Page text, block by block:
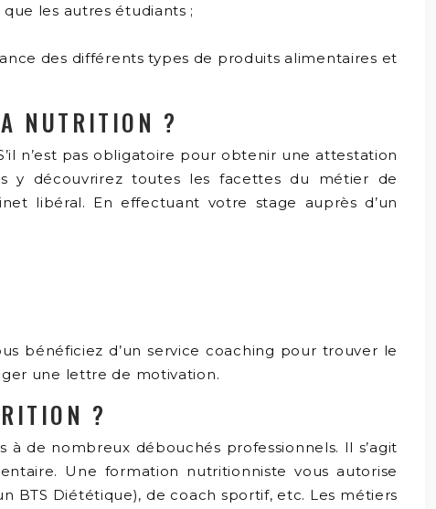
les autres étudiants ;
des différents types de produits alimentaires et
NUTRITION ?
n’est pas obligatoire pour obtenir une attestation
y découvrirez toutes les facettes du métier de
libéral. En effectuant votre stage auprès d’un
bénéficiez d’un service coaching pour trouver le
une lettre de motivation.
?
de nombreux débouchés professionnels. Il s’agit
Une formation nutritionniste vous autorise
Diététique), de coach sportif, etc. Les métiers